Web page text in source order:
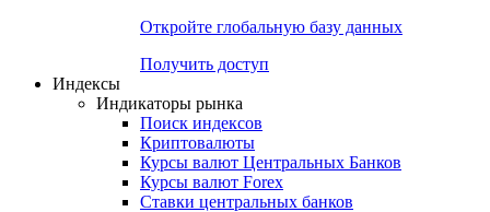
Откройте глобальную базу данных
Получить доступ
Индексы
Индикаторы рынка
Поиск индексов
Криптовалюты
Курсы валют Центральных Банков
Курсы валют Forex
Ставки центральных банков